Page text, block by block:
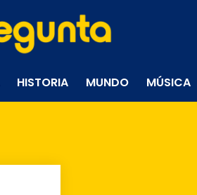
HISTORIA MUNDO MÚSICA